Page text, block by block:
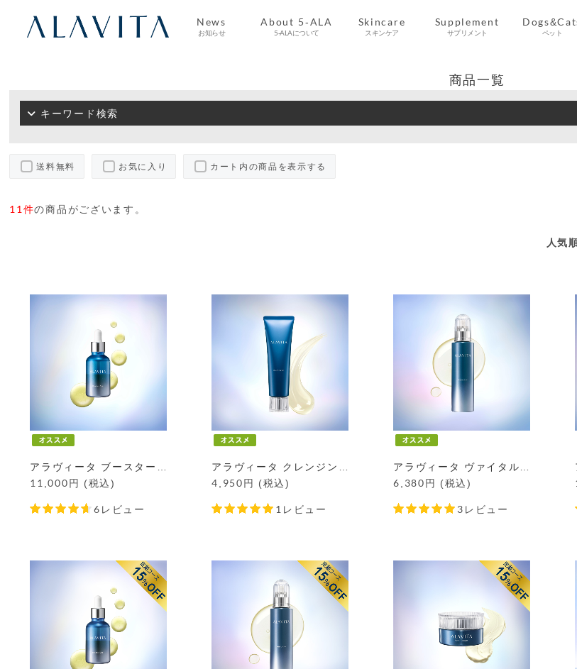
News
お知らせ
About 5-ALA
5-ALAについて
Skincare
スキンケア
Supplement
サプリメント ペット
商品一覧
キーワード検索
送料無料 お気に入り カート内の商品を表示する
11件の商品がございます。
人気
アラヴィータ ブースターデュオ
11,000 円 (税込)
6レビュー
アラヴィータ クレンジングジェル
4,950 円 (税込)
1レビュー
アラヴィータ ヴァイタルローション
6,380 円 (税込)
3レビュー